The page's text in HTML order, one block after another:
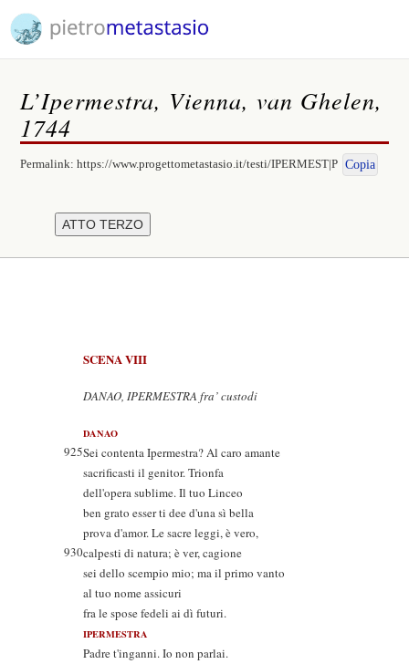
L’Ipermestra, Vienna, van Ghelen,
1744
Permalink:https://www.progettometastasio.it/testi/IPERMEST|P Copia
SCENA VIII
DANAO, IPERMESTRA fra’ custodi
DANAO
925Sei contenta Ipermestra? Al caro amante
sacrificasti il genitor. Trionfa
dell'opera sublime. Il tuo Linceo
ben grato esser ti dee d'una sì bella
prova d'amor. Le sacre leggi, è vero,
930calpesti di natura; è ver, cagione
sei dello scempio mio; ma il primo vanto
al tuo nome assicuri
fra le spose fedeli ai dì futuri.
IPERMESTRA
Padre t'inganni. Io non parlai.